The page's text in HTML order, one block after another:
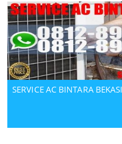
SERVICE AC BINTARA BEKASI